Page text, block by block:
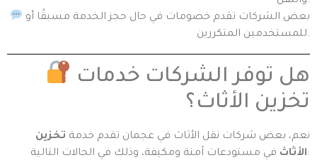
للمستخدمين المتكررين.
تخزين الأثاث؟
نعم، بعض شركات نقل الأثاث في عجمان تقدم خدمة تخزين
الأثاثفي مستودعات آمنة ومكيفة، وذلك في الحالات التالية: